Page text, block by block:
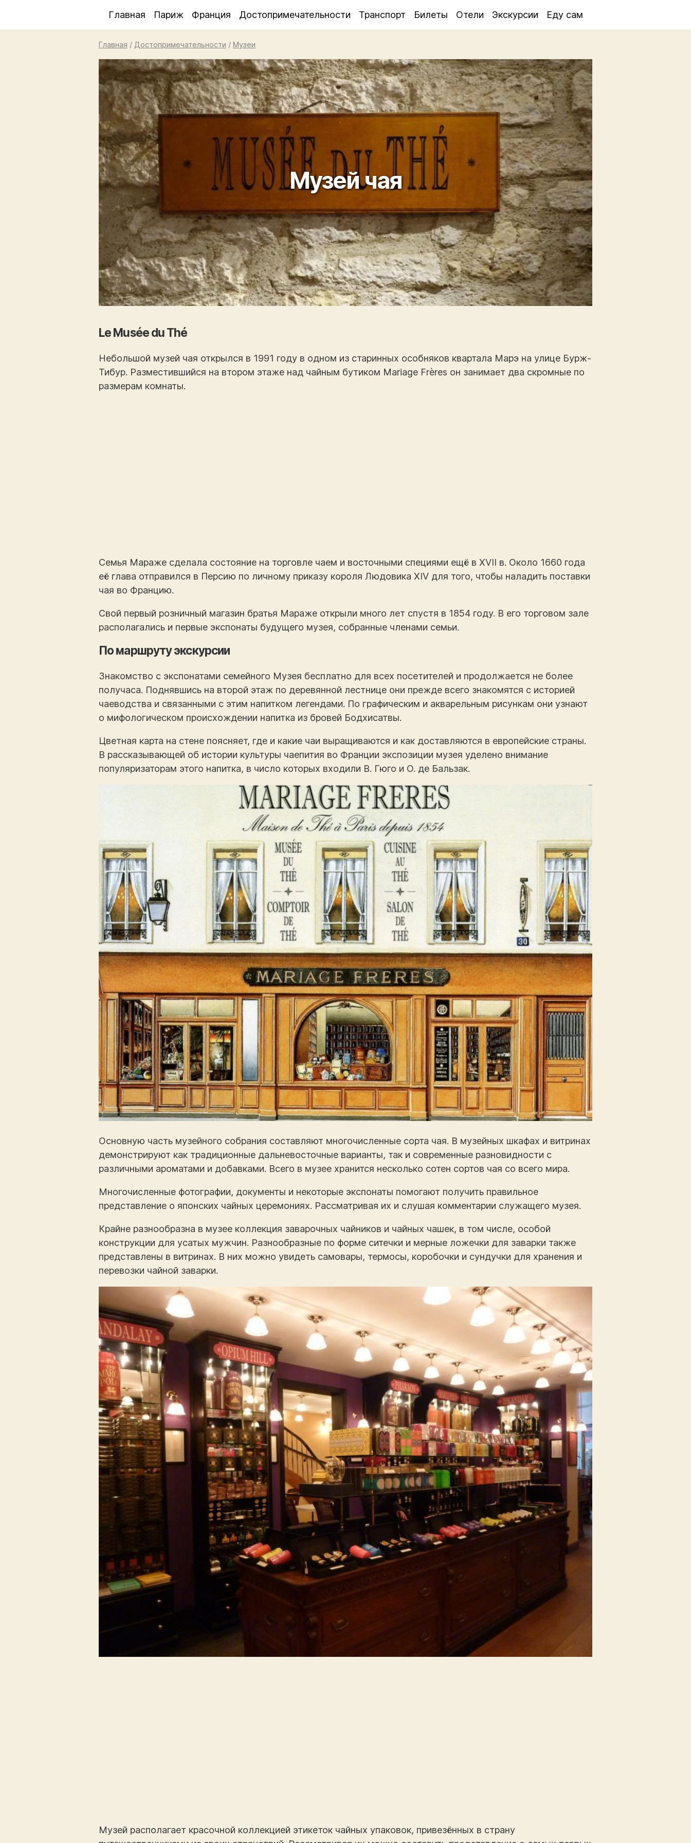
Главная Париж Франция Достопримечательности Транспорт Билеты Отели Экскурсии Еду сам
Главная / Достопримечательности / Музеи
Музей чая
Le Musée du Thé
Небольшой музей чая открылся в 1991 году в одном из старинных особняков квартала Марэ на улице Бурж-
Тибур. Разместившийся на втором этаже над чайным бутиком Mariage Frères он занимает два скромные по
размерам комнаты.
Семья Мараже сделала состояние на торговле чаем и восточными специями ещё в XVII в. Около 1660 года
её глава отправился в Персию по личному приказу короля Людовика XIV для того, чтобы наладить поставки
чая во Францию.
Свой первый розничный магазин братья Мараже открыли много лет спустя в 1854 году. В его торговом зале
располагались и первые экспонаты будущего музея, собранные членами семьи.
По маршруту экскурсии
Знакомство с экспонатами семейного Музея бесплатно для всех посетителей и продолжается не более
получаса. Поднявшись на второй этаж по деревянной лестнице они прежде всего знакомятся с историей
чаеводства и связанными с этим напитком легендами. По графическим и акварельным рисункам они узнают
о мифологическом происхождении напитка из бровей Бодхисатвы.
Цветная карта на стене поясняет, где и какие чаи выращиваются и как доставляются в европейские страны.
В рассказывающей об истории культуры чаепития во Франции экспозиции музея уделено внимание
популяризаторам этого напитка, в число которых входили В. Гюго и О. де Бальзак.
Основную часть музейного собрания составляют многочисленные сорта чая. В музейных шкафах и витринах
демонстрируют как традиционные дальневосточные варианты, так и современные разновидности с
различными ароматами и добавками. Всего в музее хранится несколько сотен сортов чая со всего мира.
Многочисленные фотографии, документы и некоторые экспонаты помогают получить правильное
представление о японских чайных церемониях. Рассматривая их и слушая комментарии служащего музея.
Крайне разнообразна в музее коллекция заварочных чайников и чайных чашек, в том числе, особой
конструкции для усатых мужчин. Разнообразные по форме ситечки и мерные ложечки для заварки также
представлены в витринах. В них можно увидеть самовары, термосы, коробочки и сундучки для хранения и
перевозки чайной заварки.
Музей располагает красочной коллекцией этикеток чайных упаковок, привезённых в страну